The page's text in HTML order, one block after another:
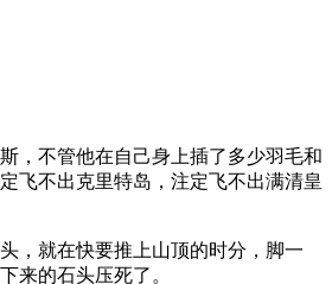
，不管他在自己身上插了多少羽毛和
飞不出克里特岛，注定飞不出满清皇
，就在快要推上山顶的时分，脚一
来的石头压死了。